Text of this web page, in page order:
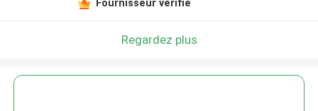
Fournisseur vérifié
Regardez plus